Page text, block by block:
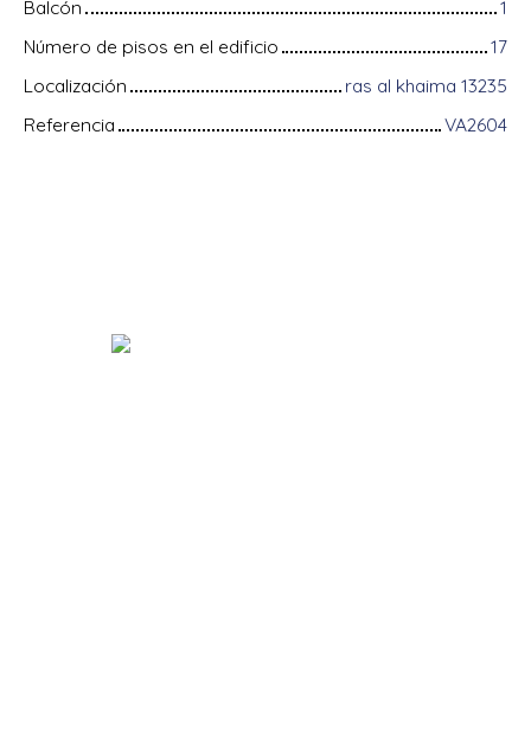
Balcón
1
Número de pisos en el edificio
17
Localización
ras al khaima 13235
Referencia
VA2604